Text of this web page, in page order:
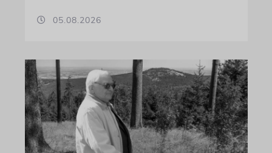
05.08.2026